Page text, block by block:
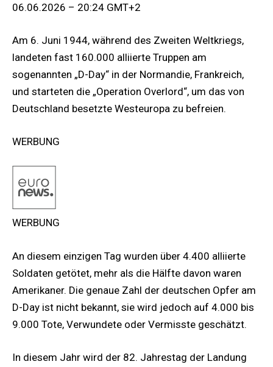
06.06.2026 – 20:24 GMT+2
Am 6. Juni 1944, während des Zweiten Weltkriegs,
landeten fast 160.000 alliierte Truppen am
sogenannten „D-Day“ in der Normandie, Frankreich,
und starteten die „Operation Overlord“, um das von
Deutschland besetzte Westeuropa zu befreien.
WERBUNG
WERBUNG
An diesem einzigen Tag wurden über 4.400 alliierte
Soldaten getötet, mehr als die Hälfte davon waren
Amerikaner. Die genaue Zahl der deutschen Opfer am
D-Day ist nicht bekannt, sie wird jedoch auf 4.000 bis
9.000 Tote, Verwundete oder Vermisste geschätzt.
In diesem Jahr wird der 82. Jahrestag der Landung